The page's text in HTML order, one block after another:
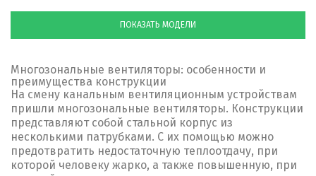
Многозональные вентиляторы: особенности и
преимущества конструкции
На смену канальным вентиляционным устройствам
пришли многозональные вентиляторы. Конструкции
представляют собой стальной корпус из
несколькими патрубками. С их помощью можно
предотвратить недостаточную теплоотдачу, при
которой человеку жарко, а также повышенную, при